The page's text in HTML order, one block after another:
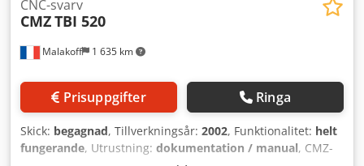
Malakoff 1 635 km
CNC-svarv
CMZTBI 520
Prisuppgifter Ringa
Skick: begagnad, Tillverkningsår: 2002, Funktionalitet: helt
fungerande, Utrustning: dokumentation / manual, CMZ-